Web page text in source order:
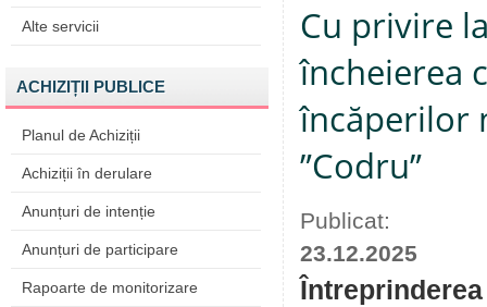
Alte servicii
ACHIZIȚII PUBLICE
Planul de Achiziții
Achiziții în derulare
Anunțuri de intenție
Anunțuri de participare
Rapoarte de monitorizare
Cu privire
încheierea
încăperilor
”Codru”
Publicat:
23.12.2025